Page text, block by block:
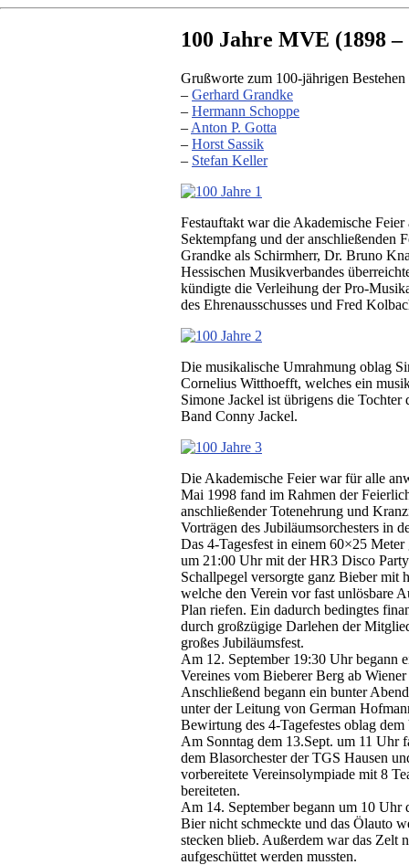
100 Jahre MVE (1898 –
Grußworte zum 100-jährigen
– Gerhard Grandke
– Hermann Schoppe
– Anton P. Gotta
– Horst Sassik
– Stefan Keller
Festauftakt war die Akademische
Sektempfang und der anschließenden
Grandke als Schirmherr, Dr. Bruno
Hessischen Musikverbandes
kündigte die Verleihung der Pro-
des Ehrenausschusses und Fred
Die musikalische Umrahmung oblag
Cornelius Witthoefft, welches ein
Simone Jackel ist übrigens die
Band Conny Jackel.
Die Akademische Feier war für alle
Mai 1998 fand im Rahmen der
anschließender Totenehrung und
Vorträgen des Jubiläumsorchesters in
Das 4-Tagesfest in einem 60×25
um 21:00 Uhr mit der HR3 Disco
Schallpegel versorgte ganz Bieber mit
welche den Verein vor fast unlösbare
Plan riefen. Ein dadurch bedingtes
durch großzügige Darlehen der
großes Jubiläumsfest.
Am 12. September 19:30 Uhr begann
Vereines vom Bieberer Berg ab
Anschließend begann ein bunter
unter der Leitung von German
Bewirtung des 4-Tagefestes oblag
Am Sonntag dem 13.Sept. um 11 Uhr
dem Blasorchester der TGS Hausen
vorbereitete Vereinsolympiade mit 8
bereiteten.
Am 14. September begann um 10 Uhr
Bier nicht schmeckte und das Ölauto
stecken blieb. Außerdem war das Zelt
aufgeschüttet werden mussten.